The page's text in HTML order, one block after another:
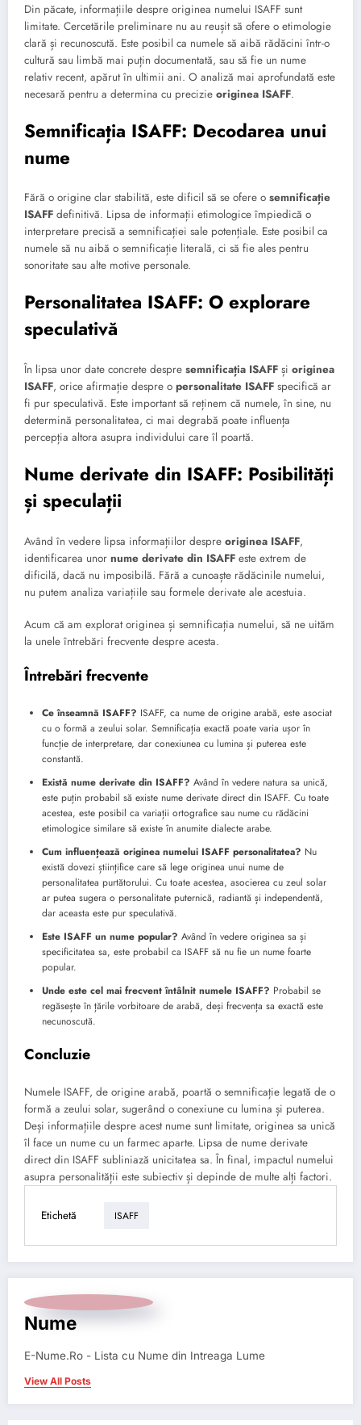
Din păcate, informațiile despre originea numelui ISAFF sunt
limitate. Cercetările preliminare nu au reușit să ofere o etimologie
clară și recunoscută. Este posibil ca numele să aibă rădăcini într-o
cultură sau limbă mai puțin documentată, sau să fie un nume
relativ recent, apărut în ultimii ani. O analiză mai aprofundată este
necesară pentru a determina cu precizie originea ISAFF.
Semnificația ISAFF: Decodarea unui
nume
Fără o origine clar stabilită, este dificil să se ofere o semnificație
ISAFF definitivă. Lipsa de informații etimologice împiedică o
interpretare precisă a semnificației sale potențiale. Este posibil ca
numele să nu aibă o semnificație literală, ci să fie ales pentru
sonoritate sau alte motive personale.
Personalitatea ISAFF: O explorare
speculativă
În lipsa unor date concrete despre semnificația ISAFF și originea
ISAFF, orice afirmație despre o personalitate ISAFF specifică ar
fi pur speculativă. Este important să reținem că numele, în sine, nu
determină personalitatea, ci mai degrabă poate influența
percepția altora asupra individului care îl poartă.
Nume derivate din ISAFF: Posibilități
și speculații
Având în vedere lipsa informațiilor despre originea ISAFF,
identificarea unor nume derivate din ISAFF este extrem de
dificilă, dacă nu imposibilă. Fără a cunoaște rădăcinile numelui,
nu putem analiza variațiile sau formele derivate ale acestuia.
Acum că am explorat originea și semnificația numelui, să ne uităm
la unele întrebări frecvente despre acesta.
Întrebări frecvente
Ce înseamnă ISAFF? ISAFF, ca nume de origine arabă, este asociat
cu o formă a zeului solar. Semnificația exactă poate varia ușor în
funcție de interpretare, dar conexiunea cu lumina și puterea este
constantă.
Există nume derivate din ISAFF? Având în vedere natura sa unică,
este puțin probabil să existe nume derivate direct din ISAFF. Cu toate
acestea, este posibil ca variații ortografice sau nume cu rădăcini
etimologice similare să existe în anumite dialecte arabe.
Cum influențează originea numelui ISAFF personalitatea? Nu
există dovezi științifice care să lege originea unui nume de
personalitatea purtătorului. Cu toate acestea, asocierea cu zeul solar
ar putea sugera o personalitate puternică, radiantă și independentă,
dar aceasta este pur speculativă.
Este ISAFF un nume popular? Având în vedere originea sa și
specificitatea sa, este probabil ca ISAFF să nu fie un nume foarte
popular.
Unde este cel mai frecvent întâlnit numele ISAFF? Probabil se
regăsește în țările vorbitoare de arabă, deși frecvența sa exactă este
necunoscută.
Concluzie
Numele ISAFF, de origine arabă, poartă o semnificație legată de o
formă a zeului solar, sugerând o conexiune cu lumina și puterea.
Deși informațiile despre acest nume sunt limitate, originea sa unică
îl face un nume cu un farmec aparte. Lipsa de nume derivate
direct din ISAFF subliniază unicitatea sa. În final, impactul numelui
asupra personalității este subiectiv și depinde de multe alți factori.
Etichetă ISAFF
Nume
E-Nume.Ro - Lista cu Nume din Intreaga Lume
View All Posts